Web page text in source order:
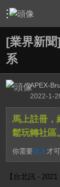
› 家庭劇院 › 擴
[業界新
系
APEX-
2022-1-
馬上註冊，
鬆玩轉社區。
你需要登入 才
【台北訊 - 2021